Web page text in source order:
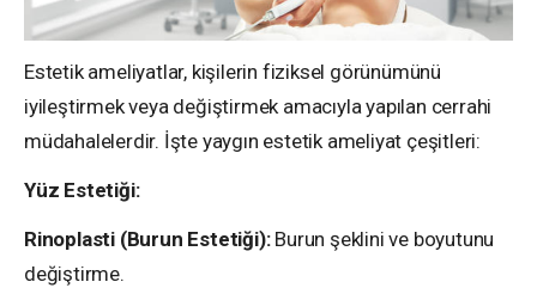
Estetik ameliyatlar, kişilerin fiziksel görünümünü
iyileştirmek veya değiştirmek amacıyla yapılan cerrahi
müdahalelerdir. İşte yaygın estetik ameliyat çeşitleri:
Yüz Estetiği:
Rinoplasti (Burun Estetiği):Burun şeklini ve boyutunu
değiştirme.